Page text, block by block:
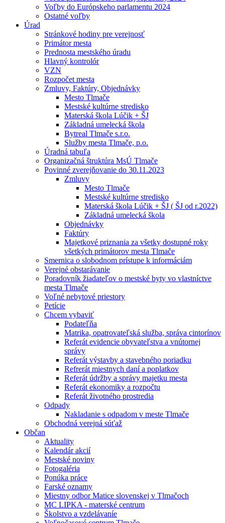
Voľby do Európskeho parlamentu 2024
Ostatné voľby
Úrad
Stránkové hodiny pre verejnosť
Primátor mesta
Prednosta mestského úradu
Hlavný kontrolór
VZN
Rozpočet mesta
Zmluvy, Faktúry, Objednávky
Mesto Tlmače
Mestské kultúrne stredisko
Materská škola Lúčik + ŠJ
Základná umelecká škola
Bytreal Tlmače s.r.o.
Služby mesta Tlmače, p.o.
Úradná tabuľa
Organizačná štruktúra MsÚ Tlmače
Povinné zverejňovanie do 30.11.2023
Zmluvy
Mesto Tlmače
Mestské kultúrne stredisko
Materská škola Lúčik + ŠJ ( ŠJ od r.2022)
Základná umelecká škola
Objednávky
Faktúry
Majetkové priznania za všetky dostupné roky
všetkých primátorov mesta Tlmače
Smernica o slobodnom prístupe k informáciám
Verejné obstarávanie
Poradovník žiadateľov o mestské byty vo vlastníctve
mesta Tlmače
Voľné nebytové priestory
Petície
Chcem vybaviť
Podateľňa
Matrika, opatrovateľská služba, správa cintorínov
Referát evidencie obyvateľstva a vnútornej
správy
Referát výstavby a stavebného poriadku
Refrerát miestnych daní a poplatkov
Referát údržby a správy majetku mesta
Referát ekonomiky a rozpočtu
Referát životného prostredia
Odpady
Nakladanie s odpadom v meste Tlmače
Obchodná verejná súťaž
Občan
Aktuality
Kalendár akcií
Mestské noviny
Fotogaléria
Ponúka práce
Farské oznamy
Miestny odbor Matice slovenskej v Tlmačoch
MC LIPKA - materské centrum
Školstvo a vzdelávaníe